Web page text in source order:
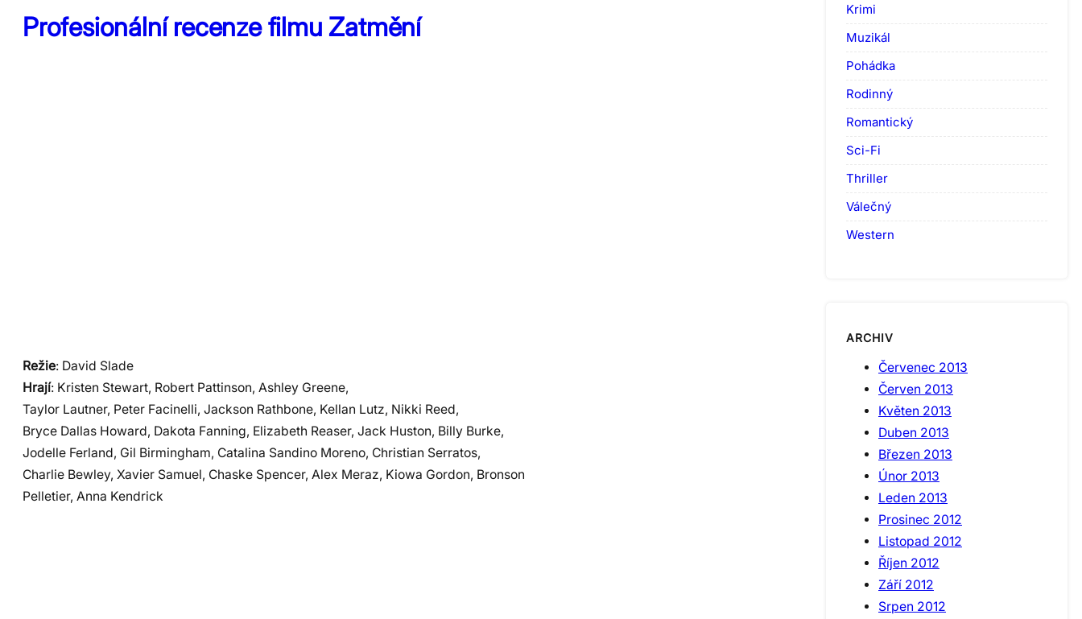
Profesionální recenze filmu Zatmění
Režie: David Slade
Hrají: Kristen Stewart, Robert Pattinson, Ashley Greene,
Taylor Lautner, Peter Facinelli, Jackson Rathbone, Kellan Lutz, Nikki Reed,
Bryce Dallas Howard, Dakota Fanning, Elizabeth Reaser, Jack Huston, Billy Burke,
Jodelle Ferland, Gil Birmingham, Catalina Sandino Moreno, Christian Serratos,
Charlie Bewley, Xavier Samuel, Chaske Spencer, Alex Meraz, Kiowa Gordon, Bronson
Pelletier, Anna Kendrick
Krimi
Muzikál
Pohádka
Rodinný
Romantický
Sci-Fi
Thriller
Válečný
Western
ARCHIV
Červenec 2013
Červen 2013
Květen 2013
Duben 2013
Březen 2013
Únor 2013
Leden 2013
Prosinec 2012
Listopad 2012
Říjen 2012
Září 2012
Srpen 2012